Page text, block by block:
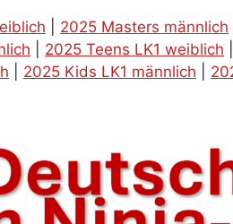
2025 Masters männlich
2025 Teens LK1 weiblich
2025 Kids LK1 männlich